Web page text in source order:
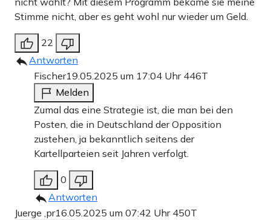
Stimme nicht, aber es geht wohl nur wieder um Geld.
22
Antworten
Fischer19.05.2025 um 17:04 Uhr 446T
Melden
Zumal das eine Strategie ist, die man bei den
Posten, die in Deutschland der Opposition
zustehen, ja bekanntlich seitens der
Kartellparteien seit Jahren verfolgt.
0
Antworten
Juerge ,pr16.05.2025 um 07:42 Uhr 450T